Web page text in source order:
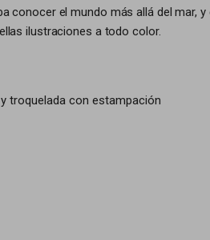
conocer el mundo más allá del
ilustraciones a todo color.
troquelada con estampación